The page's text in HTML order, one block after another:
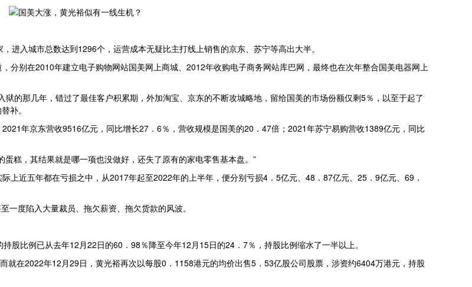
进入城市总数达到1296个，运营成本无疑比主打线上销售的京东、苏宁等高出大半。
分别在2010年建立电子购物网站国美网上商城、2012年收购电子商务网站库巴网，最终也在次年整合国美电器网上
狱的那几年，错过了最佳客户积累期，外加淘宝、京东的不断攻城略地，留给国美的市场份额仅剩5％，以至于起了
补。
年京东营收9516亿元，同比增长27．6％，营收规模是国美的20．47倍；2021年苏宁易购营收1389亿元，同比
糕，其结果就是哪一项也没做好，还失了原有的家电零售基本盘。”
上近五年都在亏损之中，从2017年起至2022年的上半年，便分别亏损4．5亿元、48．87亿元、25．9亿元、69．
一度陷入大量裁员、拖欠薪资、拖欠货款的风波。
股比例已从去年12月22日的60．98％降至今年12月15日的24．7％，持股比例缩水了一半以上。
在2022年12月29日，黄光裕再次以每股0．1158港元的均价出售5．53亿股公司股票，涉资约6404万港元，持股